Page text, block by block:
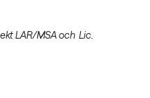
LAR/MSA och‌Lic.